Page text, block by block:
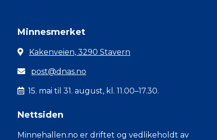
Minnesmerket
Kakenveien, 3290 Stavern
post@dnas.no
15. mai til 31. august, kl. 11.00–17.30.
Nettsiden
Minnehallen.no er driftet og vedlikeholdt av